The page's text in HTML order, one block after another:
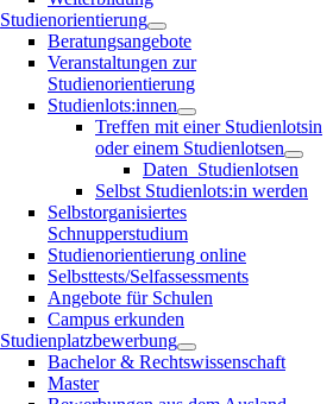
Studienorientierung
Beratungsangebote
Veranstaltungen zur
Studienorientierung
Studienlots:innen
Treffen mit einer Studienlotsin
oder einem Studienlotsen
Daten_Studienlotsen
Selbst Studienlots:in werden
Selbstorganisiertes
Schnupperstudium
Studienorientierung online
Selbsttests/Selfassessments
Angebote für Schulen
Campus erkunden
Studienplatzbewerbung
Bachelor & Rechtswissenschaft
Master